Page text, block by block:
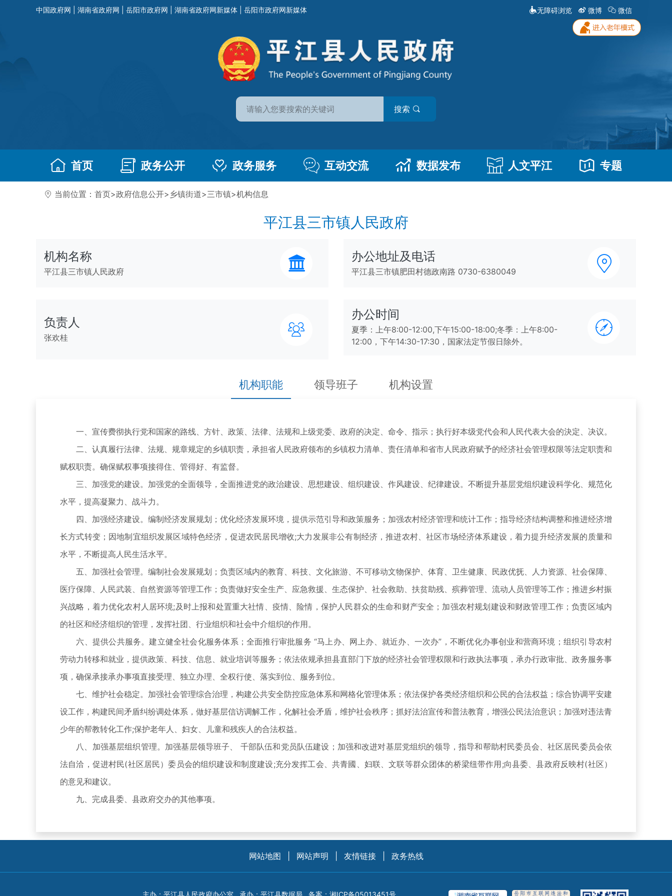
中国政府网 湖南省政府网 岳阳市政府网 湖南省政府网新媒体 岳阳市政府网新媒体 无障碍浏览 微博 微信
搜索
首页 政务公开 政务服务 互动交流 数据发布 人文平江 专题
当前位置： 首页>政府信息公开> 乡镇街道>三市镇>机构信息
平江县三市镇人民政府
机构名称
平江县三市镇人民政府
办公地址及电话
平江县三市镇肥田村德政南路 0730-6380049
负责人
张欢桂
办公时间
夏季：上午8:00-12:00,下午15:00-18:00;冬季：上午8:00-
12:00，下午14:30-17:30，国家法定节假日除外。
机构职能 领导班子 机构设置
一、宣传费彻执行党和国家的路线、方针、政策、法律、法规和上级党委、政府的决定、命令、指示；执行好本级党代会和人民代表大会的決定、决议。
二、认真履行法律、法规、规章规定的乡镇职责，承担省人民政府领布的乡镇权力清单、责任清单和省市人民政府赋予的经济社会管理权限等法定职责和
赋权职责。确保赋权事项接得住、管得好、有监督。
三、加强党的建设。加强党的全面领导，全面推进党的政治建设、思想建设、组织建设、作风建设、纪律建设。不断提升基层党组织建设科学化、规范化
水平，提高凝聚力、战斗力。
四、加强经济建设。编制经济发展规划；优化经济发展环境，提供示范引导和政策服务；加强农村经济管理和统计工作；指导经济结构调整和推进经济增
长方式转变；因地制宜组织发展区域特色经济，促进农民居民增收;大力发展非公有制经济，推进农村、社区市场经济体系建设，着力提升经济发展的质量和
水平，不断提高人民生活水平。
五、加强社会管理。编制社会发展规划；负责区域内的教育、科技、文化旅游、不可移动文物保护、体育、卫生健康、民政优抚、人力资源、社会保障、
医疗保障、人民武装、自然资源等管理工作；负责做好安全生产、应急救援、生态保护、社会救助、扶贫助残、殡葬管理、流动人员管理等工作；推进乡村振
兴战略，着力优化农村人居环境;及时上报和处置重大社情、疫情、险情，保护人民群众的生命和财产安全；加强农村规划建设和财政管理工作；负责区域内
的社区和经济组织的管理，发挥社团、行业组织和社会中介组织的作用。
六、提供公共服务。建立健全社会化服务体系；全面推行审批服务 “马上办、网上办、就近办、一次办”，不断优化办事创业和营商环境；组织引导农村
劳动力转移和就业，提供政策、科技、信息、就业培训等服务；依法依规承担县直部门下放的经济社会管理权限和行政执法事项，承办行政审批、政务服务事
项，确保承接承办事项直接受理、独立办理、全权行使、落实到位、服务到位。
七、维护社会稳定。加强社会管理综合治理，构建公共安全防控应急体系和网格化管理体系；依法保护各类经济组织和公民的合法权益；综合协调平安建
设工作，构建民间矛盾纠纷调处体系，做好基层信访调解工作，化解社会矛盾，维护社会秩序；抓好法治宣传和普法教育，增强公民法治意识；加强对违法青
少年的帮教转化工作;保护老年人、妇女、儿童和残疾人的合法权益。
八、加强基层组织管理。加强基层领导班子、 千部队伍和党员队伍建设；加强和改进对基层党组织的领导，指导和帮助村民委员会、社区居民委员会依
法自洽，促进村民(社区居民）委员会的组织建设和制度建设;充分发挥工会、共青國、妇联、文联等群众团体的桥梁纽带作用;向县委、县政府反映村(社区）
的意见和建议。
九、完成县委、县政府交办的其他事项。
网站地图 网站声明 友情链接 政务热线
主办：平江县人民政府办公室 承办：平江县数据局 备案： 湘ICP备05013451号